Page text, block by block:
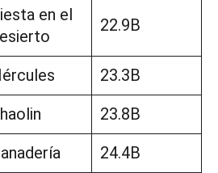
en el
22.9B
23.3B
23.8B
24.4B